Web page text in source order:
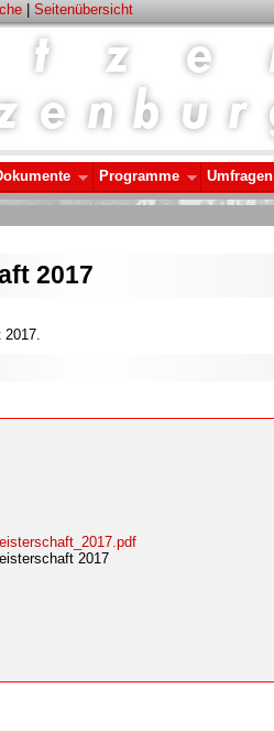
| Seitenübersicht
Programme Umfragen
2017
2017.
2017